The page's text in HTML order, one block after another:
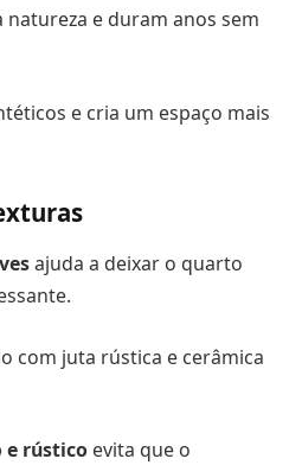
natureza e duram anos sem
e cria um espaço mais
ajuda a deixar o quarto
com juta rústica e cerâmica
e rústico evita que o